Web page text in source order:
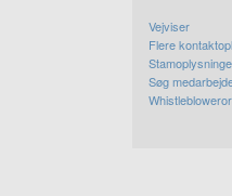
Vejviser
Flere
Søg